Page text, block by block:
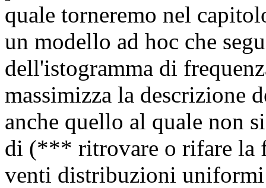
quale torneremo nel
un modello ad hoc che
dell'istogramma di
massimizza la descrizione
anche quello al quale non
di (*** ritrovare o rifare la
venti distribuzioni